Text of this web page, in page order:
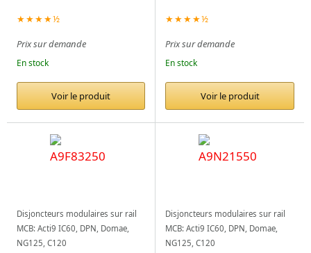
★★★★½
Prix sur demande
En stock
Voir le produit
★★★★½
Prix sur demande
En stock
Voir le produit
Disjoncteurs modulaires sur rail
MCB: Acti9 IC60, DPN, Domae,
NG125, C120
Disjoncteurs modulaires sur rail
MCB: Acti9 IC60, DPN, Domae,
NG125, C120